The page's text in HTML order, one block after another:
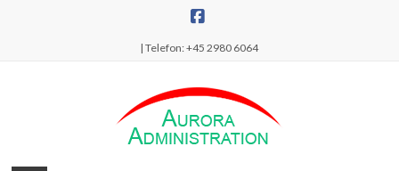
| Telefon: +45 2980 6064